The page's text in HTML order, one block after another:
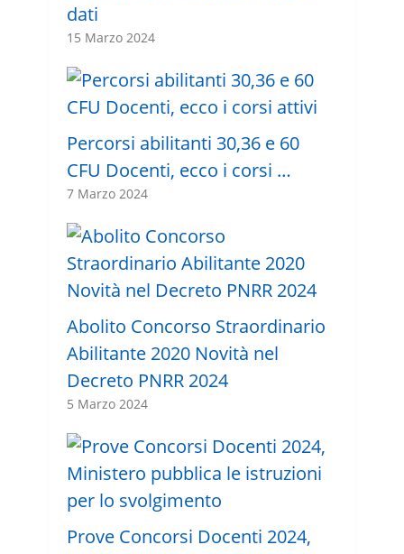
dati
15 Marzo 2024
Percorsi abilitanti 30,36 e 60
CFU Docenti, ecco i corsi …
7 Marzo 2024
Abolito Concorso Straordinario
Abilitante 2020 Novità nel
Decreto PNRR 2024
5 Marzo 2024
Prove Concorsi Docenti 2024,